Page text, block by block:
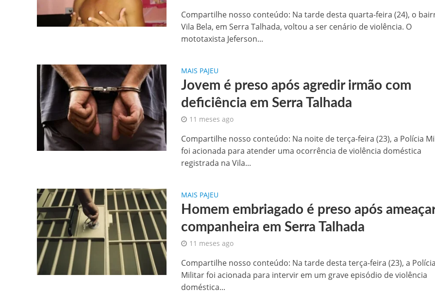
Compartilhe nosso conteúdo: Na tarde desta quarta-feira (24), o
Vila Bela, em Serra Talhada, voltou a ser cenário de violência. O
mototaxista Jeferson...
MAIS PAJEU
Jovem é preso após agredir irmão com
deficiência em Serra Talhada
11 meses ago
Compartilhe nosso conteúdo: Na noite de terça-feira (23), a Polícia
foi acionada para atender uma ocorrência de violência doméstica
registrada na Vila...
MAIS PAJEU
Homem embriagado é preso após
companheira em Serra Talhada
11 meses ago
Compartilhe nosso conteúdo: Na tarde desta terça-feira (23), a Polícia
Militar foi acionada para intervir em um grave episódio de violência
doméstica...